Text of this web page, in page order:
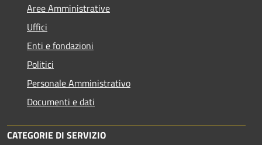
Aree Amministrative
Uffici
Enti e fondazioni
Politici
Personale Amministrativo
Documenti e dati
CATEGORIE DI SERVIZIO